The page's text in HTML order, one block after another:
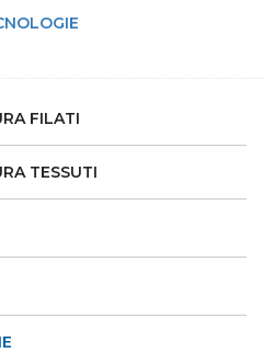
FILATI
TESSUTI